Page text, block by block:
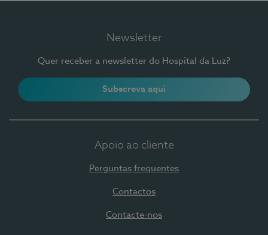
Newsletter
Quer receber a newsletter do Hospital da Luz?
Subscreva aqui
Apoio ao cliente
Perguntas frequentes
Contactos
Contacte-nos